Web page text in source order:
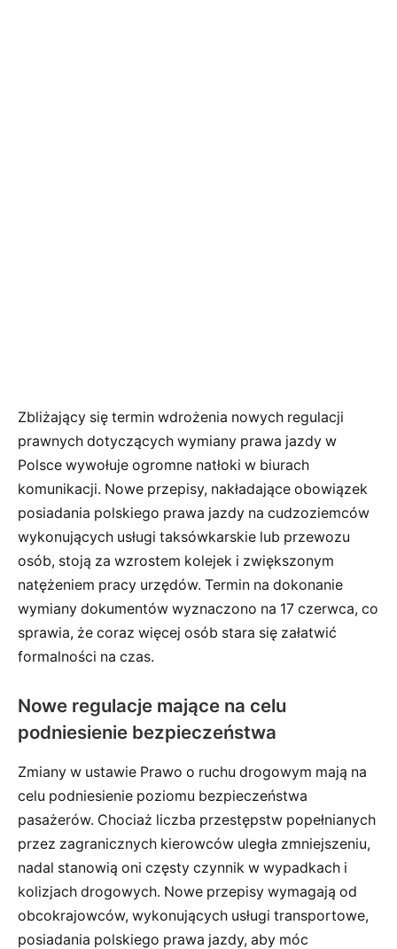
Zbliżający się termin wdrożenia nowych regulacji
prawnych dotyczących wymiany prawa jazdy w
Polsce wywołuje ogromne natłoki w biurach
komunikacji. Nowe przepisy, nakładające obowiązek
posiadania polskiego prawa jazdy na cudzoziemców
wykonujących usługi taksówkarskie lub przewozu
osób, stoją za wzrostem kolejek i zwiększonym
natężeniem pracy urzędów. Termin na dokonanie
wymiany dokumentów wyznaczono na 17 czerwca, co
sprawia, że coraz więcej osób stara się załatwić
formalności na czas.
Nowe regulacje mające na celu
podniesienie bezpieczeństwa
Zmiany w ustawie Prawo o ruchu drogowym mają na
celu podniesienie poziomu bezpieczeństwa
pasażerów. Chociaż liczba przestępstw popełnianych
przez zagranicznych kierowców uległa zmniejszeniu,
nadal stanowią oni częsty czynnik w wypadkach i
kolizjach drogowych. Nowe przepisy wymagają od
obcokrajowców, wykonujących usługi transportowe,
posiadania polskiego prawa jazdy, aby móc